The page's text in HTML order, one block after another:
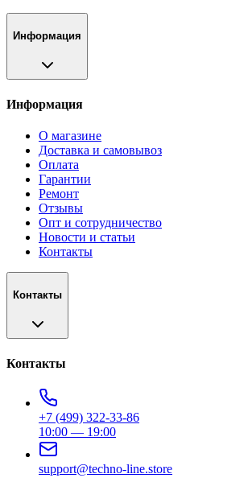
Информация
Информация
О магазине
Доставка и самовывоз
Оплата
Гарантии
Ремонт
Отзывы
Опт и сотрудничество
Новости и статьи
Контакты
Контакты
Контакты
+7 (499) 322-33-86
10:00 — 19:00
support@techno-line.store